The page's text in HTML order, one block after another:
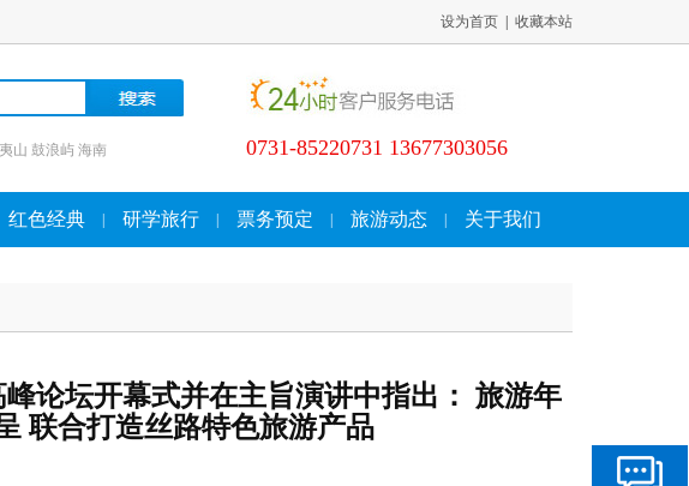
设为首页 收藏本站
山 鼓浪屿 海南 0731-85220731 13677303056
红色经典 研学旅行 票务预定 旅游动态 关于我们
论坛开幕式并在主旨演讲中指出： 旅游年
联合打造丝路特色旅游产品